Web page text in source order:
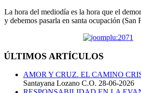
La hora del mediodía es la hora que el
y debemos pasarla en santa ocupación (San
ÚLTIMOS ARTÍCULOS
AMOR Y CRUZ. EL CAMINO
Santayana Lozano C.O. 28-06-2026